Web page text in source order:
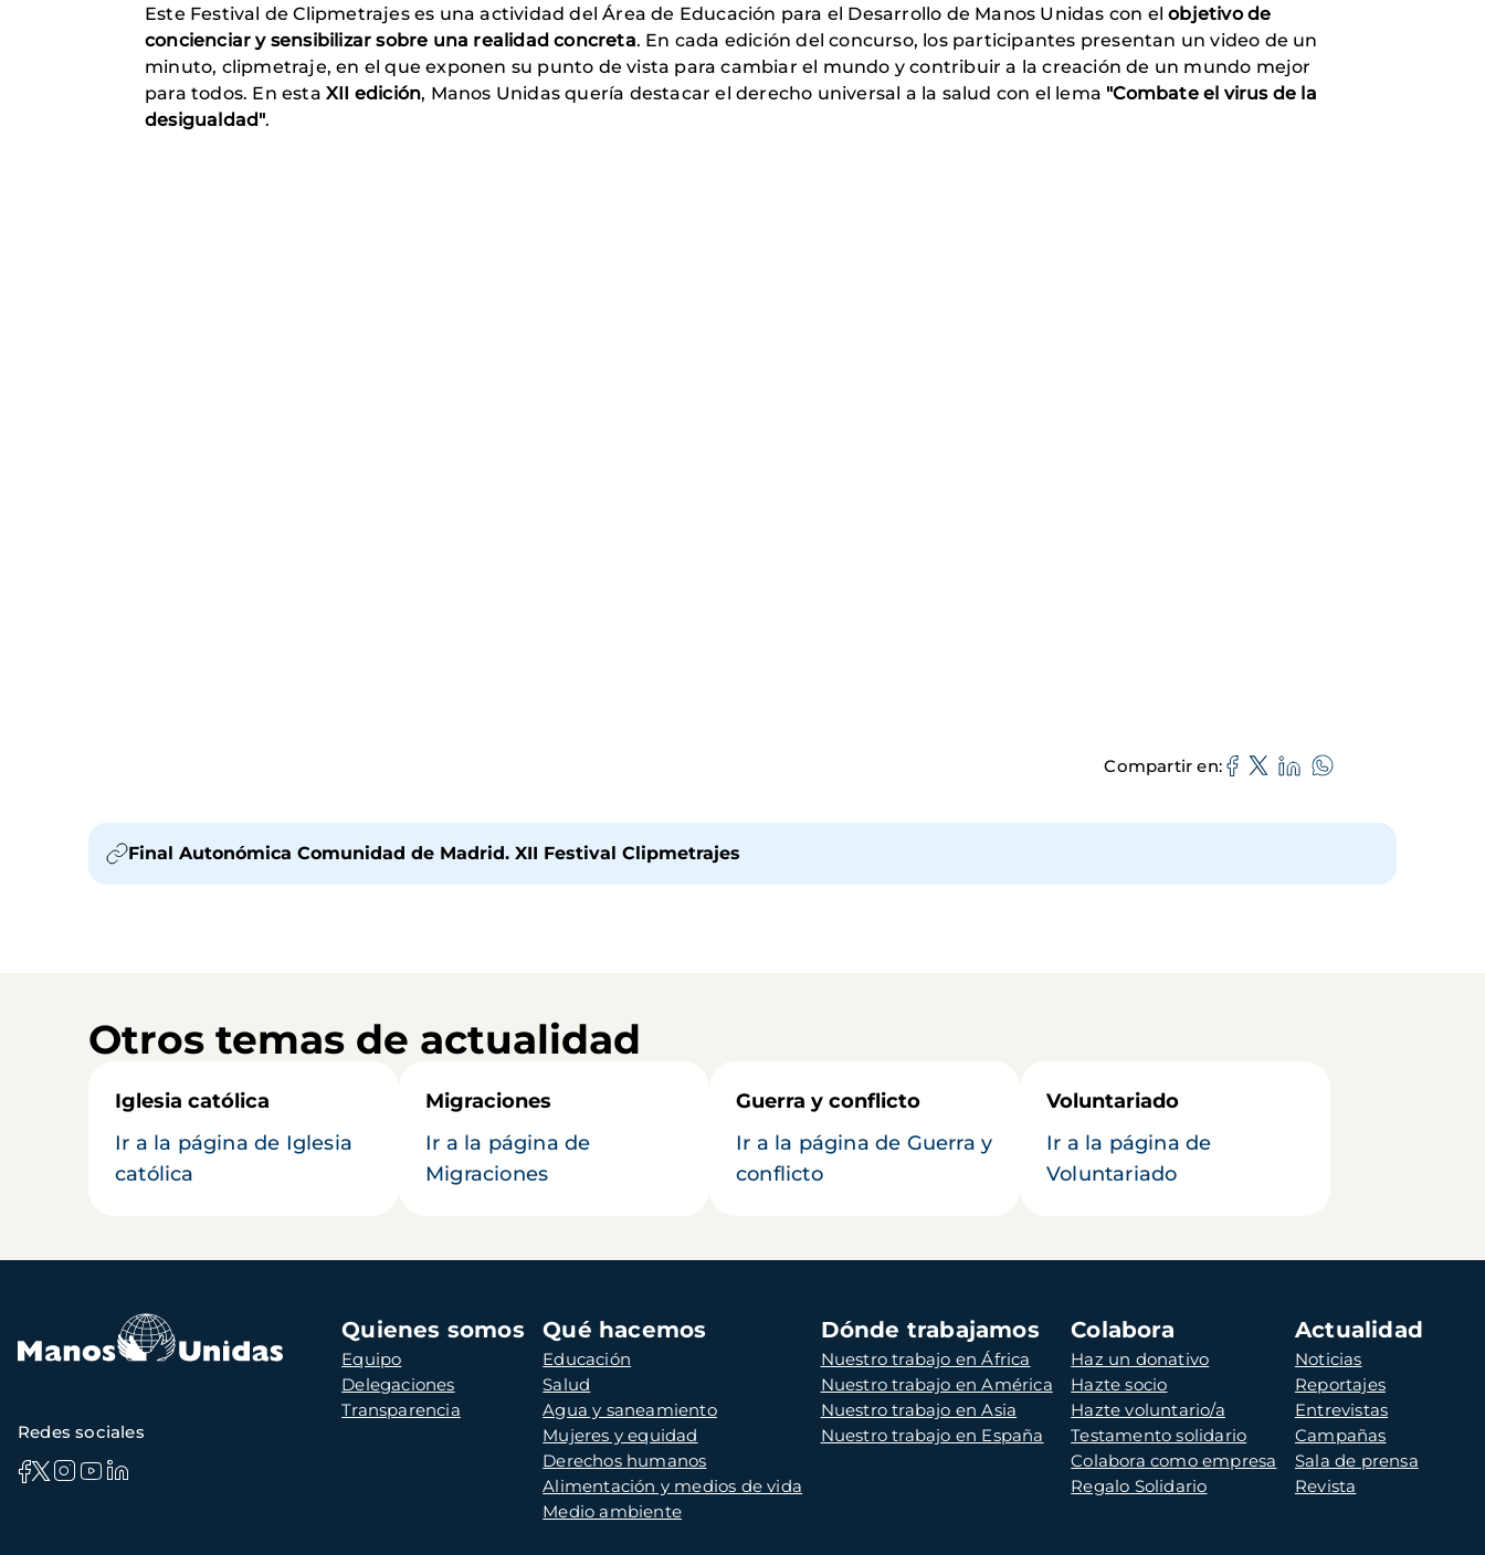
Este Festival de Clipmetrajes es una actividad del Área de Educación para el Desarrollo de Manos Unidas con elobjetivo de
concienciar y sensibilizar sobre una realidad concreta. En cada edición del concurso, los participantes presentan un video de un
minuto, clipmetraje, en el que exponen su punto de vista para cambiar el mundo y contribuir a la creación de un mundo mejor
para todos. En esta XII edición, Manos Unidas quería destacar el derecho universal a la salud con el lema "Combate el virus de la
desigualdad".
Compartir en
Final Autonómica Comunidad de Madrid. XII Festival Clipmetrajes
Otros temas de actualidad
Iglesia católica
Ir a la página de Iglesia
católica
Migraciones
Ir a la página de
Migraciones
Guerra y conflicto
Ir a la página de Guerra y
conflicto
Voluntariado
Ir a la página de
Voluntariado
Navegación
principal
Quienes somos
Equipo
Delegaciones
Transparencia
Qué hacemos
Educación
Salud
Agua y saneamiento
Mujeres y equidad
Derechos humanos
Alimentación y medios de vida
Medio ambiente
Dónde trabajamos
Nuestro trabajo en África
Nuestro trabajo en América
Nuestro trabajo en Asia
Nuestro trabajo en España
Colabora
Haz un donativo
Hazte socio
Hazte voluntario/a
Testamento solidario
Colabora como empresa
Regalo Solidario
Actualidad
Noticias
Reportajes
Entrevistas
Campañas
Sala de prensa
Revista
Redes sociales